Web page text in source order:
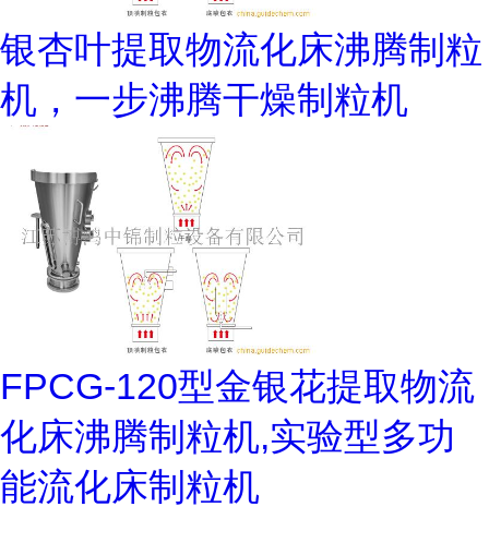
银杏叶提取物流化床沸腾制粒
机，一步沸腾干燥制粒机
FPCG-120型金银花提取物流
化床沸腾制粒机,实验型多功
能流化床制粒机